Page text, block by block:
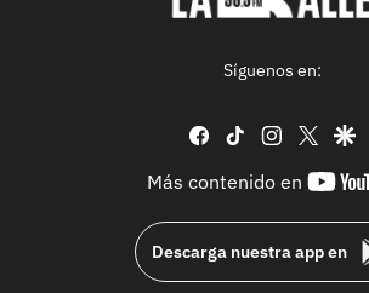
Síguenos en:
facebook
tiktok instagram
twitter
Más contenido en
Descarga nuestra app en